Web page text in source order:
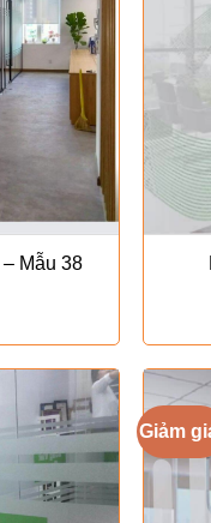
Mẫu 38
Giảm